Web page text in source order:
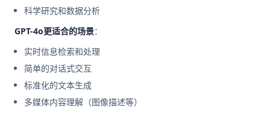
科学研究和数据分析
GPT-4o更适合的场景：
实时信息检索和处理
简单的对话式交互
标准化的文本生成
多媒体内容理解（图像描述等）